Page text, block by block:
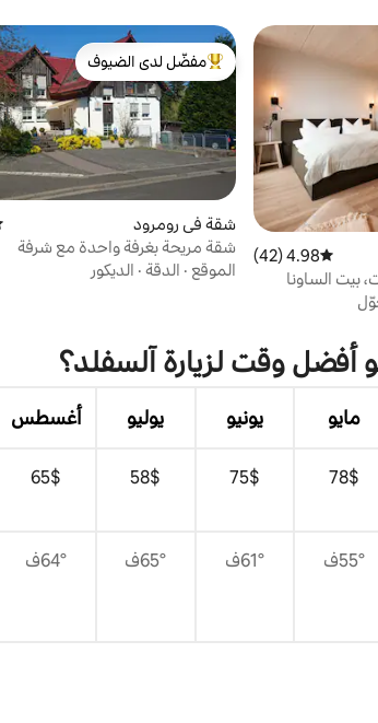
الضيوف
متوسط التقييم 4.98 من 5، 42 مراجعات
4.98 (42)
بيت الساونا
من أبرز البيوت المفضّلة لدى الضيوف
مفضّل لدى الضيوف
شقة في رومرود
شقة مريحة بغرفة واحدة مع شرفة
الموقع · الدقة · الديكور
أفضل وقت لزيارة آلسفلد؟
مايو يونيو يوليو أغسطس
$‏78
$‏75
$‏58
$‏65
55°ف 61°ف 65°ف 64°ف